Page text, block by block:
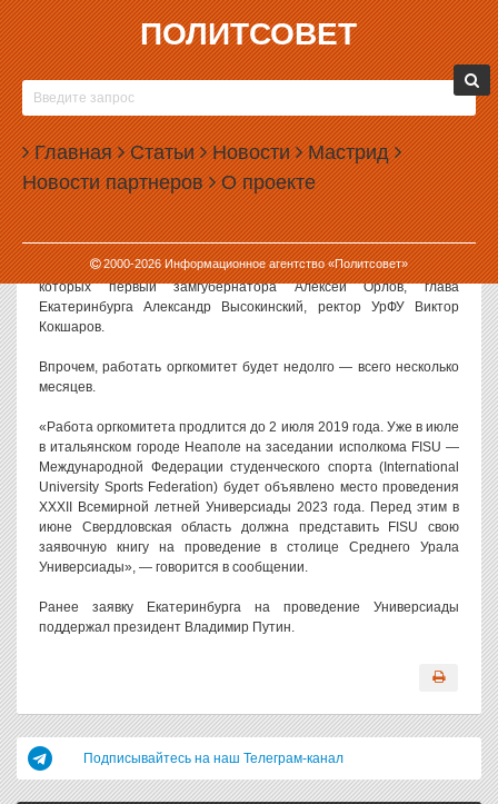
ПОЛИТСОВЕТ
Главная Статьи Новости Мастрид
Новости партнеров О проекте
2000-2026Информационное агентство «Политсовет»
03.04.2019, 10:48
КУЙВАШЕВ СОЗДАЛ ОРГКОМИТЕТ ПО
УНИВЕРСИАДЕ
Губернатор Свердловской области Евгений Куйвашев создал
оргкомитет, который будет готовить и продвигать заявку
Екатеринбурга на проведение Универсиады в 2023 году.
Как сообщает департамент информационной политики
Свердловской области, в оргкомитет вошло 34 человека, среди
которых первый замгубернатора Алексей Орлов, глава
Екатеринбурга Александр Высокинский, ректор УрФУ Виктор
Кокшаров.
Впрочем, работать оргкомитет будет недолго — всего несколько
месяцев.
«Работа оргкомитета продлится до 2 июля 2019 года. Уже в июле
в итальянском городе Неаполе на заседании исполкома FISU —
Международной Федерации студенческого спорта (International
University Sports Federation) будет объявлено место проведения
XXXII Всемирной летней Универсиады 2023 года. Перед этим в
июне Свердловская область должна представить FISU свою
заявочную книгу на проведение в столице Среднего Урала
Универсиады», — говорится в сообщении.
Ранее заявку Екатеринбурга на проведение Универсиады
поддержал президент Владимир Путин.
Подписывайтесь на наш Телеграм-канал